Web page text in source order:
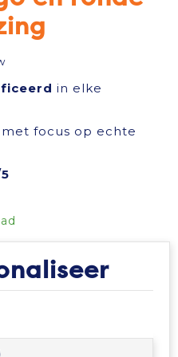
Verlichting
in elke
met focus op echte